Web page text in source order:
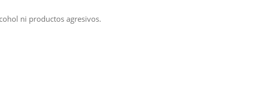
ni productos agresivos.